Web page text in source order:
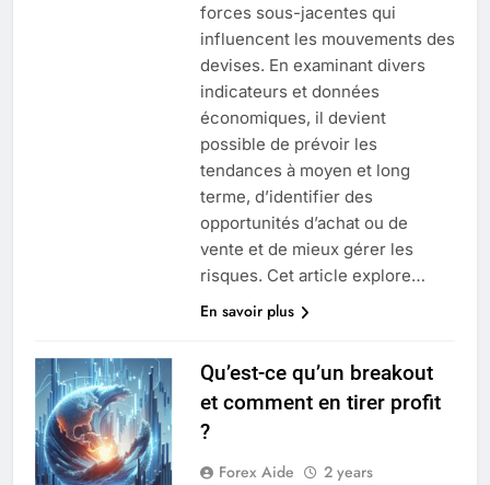
forces sous-jacentes qui
influencent les mouvements des
devises. En examinant divers
indicateurs et données
économiques, il devient
possible de prévoir les
tendances à moyen et long
terme, d’identifier des
opportunités d’achat ou de
vente et de mieux gérer les
risques. Cet article explore…
En savoir plus
Qu’est-ce qu’un breakout
et comment en tirer profit
?
Forex Aide
2 years